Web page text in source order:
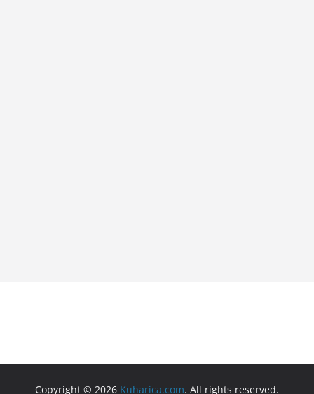
Copyright © 2026 Kuharica.com. All rights reserved.